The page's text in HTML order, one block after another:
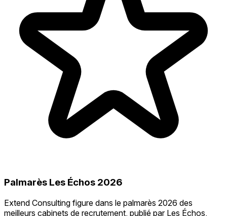
Palmarès Les Échos 2026
Extend Consulting figure dans le palmarès 2026 des
meilleurs cabinets de recrutement, publié par Les Échos,